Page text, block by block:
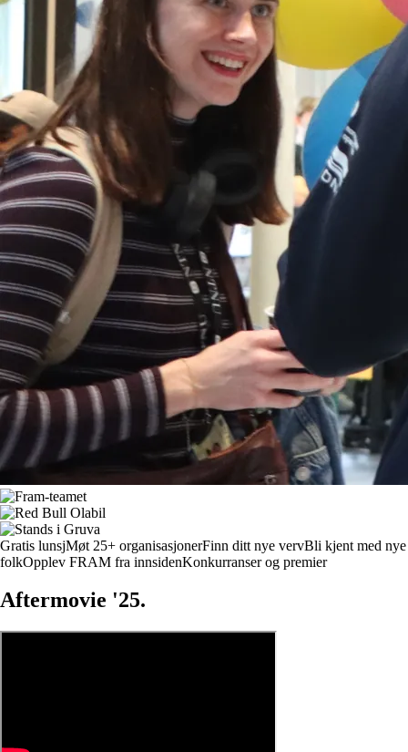
Gratis lunsjMøt 25+ organisasjonerFinn ditt nye vervBli kjent med nye
folkOpplev FRAM fra innsidenKonkurranser og premier
Aftermovie '25.